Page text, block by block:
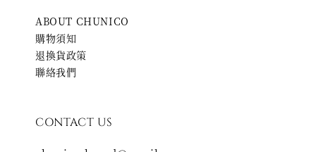
ABOUT CHUNICO
購物須知
退換貨政策
聯絡我們
CONTACT US